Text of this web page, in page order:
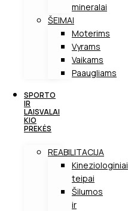
mineralai
ŠEIMAI
Moterims
Vyrams
Vaikams
Paaugliams
SPORTO
IR
LAISVALAI
KIO
PREKĖS
REABILITACIJA
Kineziologiniai
teipai
Šilumos
ir